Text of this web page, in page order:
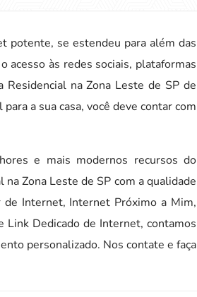
potente, se estendeu para além das
acesso às redes sociais, plataformas
na Zona Leste de SP de
a sua casa, você deve contar com
e mais modernos recursos do
Zona Leste de SP com a qualidade
Internet, Internet Próximo a Mim,
Dedicado de Internet, contamos
personalizado. Nos contate e faça